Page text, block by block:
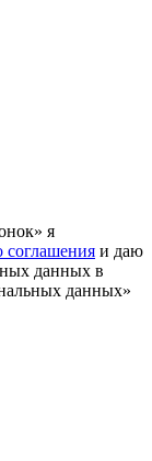
я
соглашения и даю
данных в
данных»